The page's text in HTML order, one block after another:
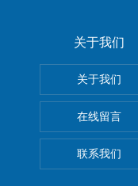
关于我们
关于我们
在线留言
联系我们